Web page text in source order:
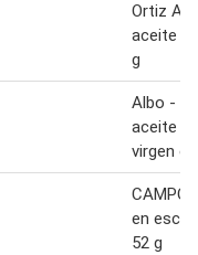
Ortiz
aceite
g
Albo -
aceite
virgen
en
52 g